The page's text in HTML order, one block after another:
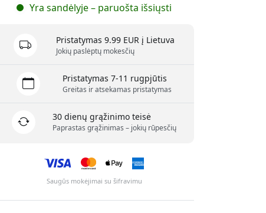
Yra sandėlyje – paruošta išsiųsti
Pristatymas 9.99 EUR į Lietuva
Jokių paslėptų mokesčių
Pristatymas 7-11 rugpjūtis
Greitas ir atsekamas pristatymas
30 dienų grąžinimo teisė
Paprastas grąžinimas – jokių rūpesčių
Saugūs mokėjimai su šifravimu